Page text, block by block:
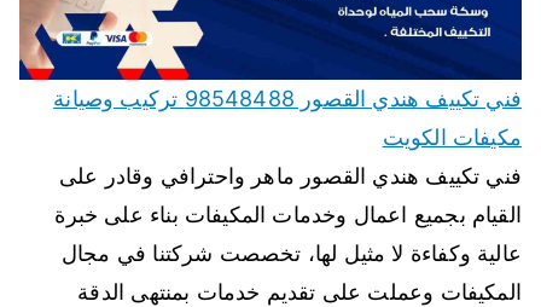
فني تكييف هندي القصور 98548488 تركيب وصيانة
مكيفات الكويت
فني تكييف هندي القصور ماهر واحترافي وقادر على
القيام بجميع اعمال وخدمات المكيفات بناء على خبرة
عالية وكفاءة لا مثيل لها، تخصصت شركتنا في مجال
المكيفات وعملت على تقديم خدمات بمنتهى الدقة